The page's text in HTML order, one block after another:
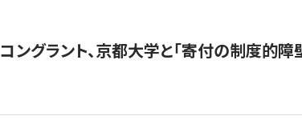
コングラント、京都大学と「寄付の制度的